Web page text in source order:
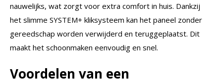
nauwelijks, wat zorgt voor extra comfort in huis. Dankzij
het slimme SYSTEM+ kliksysteem kan het paneel zonder
gereedschap worden verwijderd en teruggeplaatst. Dit
maakt het schoonmaken eenvoudig en snel.
Voordelen van een